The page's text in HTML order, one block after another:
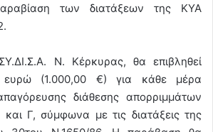
των διατάξεων της ΚΥΑ
Ν. Κέρκυρας, θα επιβληθεί
ευρώ (1.000,00 €) για κάθε μέρα
διάθεσης απορριμμάτων
Γ, σύμφωνα με τις διατάξεις της